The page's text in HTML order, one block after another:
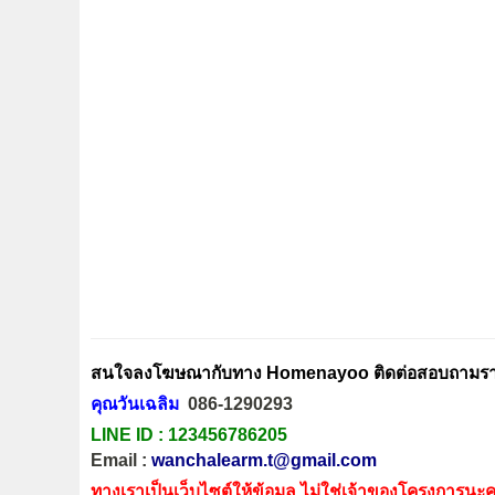
สนใจลงโฆษณากับทาง Homenayoo ติดต่อสอบถามร
คุณวันเฉลิม 086-1290293
LINE ID : 123456786205
Email : wanchalearm.t@gmail.com